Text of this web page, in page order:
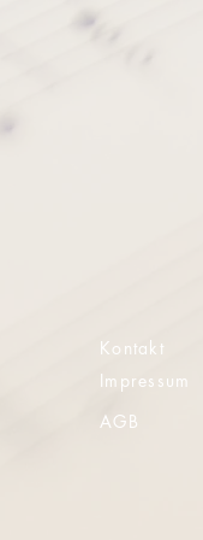
Kontakt
Impressum
AGB